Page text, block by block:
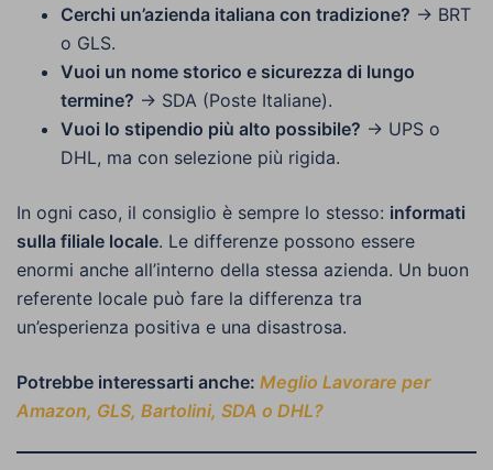
Cerchi un’azienda italiana con tradizione? → BRT
o GLS.
Vuoi un nome storico e sicurezza di lungo
termine? → SDA (Poste Italiane).
Vuoi lo stipendio più alto possibile? → UPS o
DHL, ma con selezione più rigida.
In ogni caso, il consiglio è sempre lo stesso: informati
sulla filiale locale. Le differenze possono essere
enormi anche all’interno della stessa azienda. Un buon
referente locale può fare la differenza tra
un’esperienza positiva e una disastrosa.
Potrebbe interessarti anche: Meglio Lavorare per
Amazon, GLS, Bartolini, SDA o DHL?